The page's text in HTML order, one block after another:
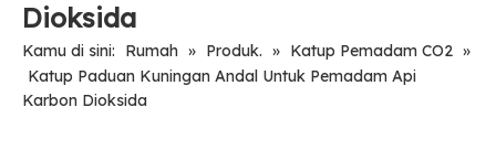
Dioksida
Kamu di sini: Rumah » Produk. » Katup Pemadam CO2 »
Katup Paduan Kuningan Andal Untuk Pemadam Api
Karbon Dioksida